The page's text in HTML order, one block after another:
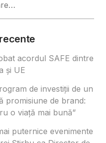
acordul SAFE dintre
și UE
de investiții de un
promisiune de brand:
o viață mai bună”
puternice evenimente